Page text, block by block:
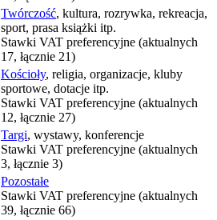
Twórczość, kultura, rozrywka, rekreacja,
sport, prasa książki itp.
Stawki VAT preferencyjne (aktualnych
17, łącznie 21)
Kościoły, religia, organizacje, kluby
sportowe, dotacje itp.
Stawki VAT preferencyjne (aktualnych
12, łącznie 27)
Targi, wystawy, konferencje
Stawki VAT preferencyjne (aktualnych
3, łącznie 3)
Pozostałe
Stawki VAT preferencyjne (aktualnych
39, łącznie 66)